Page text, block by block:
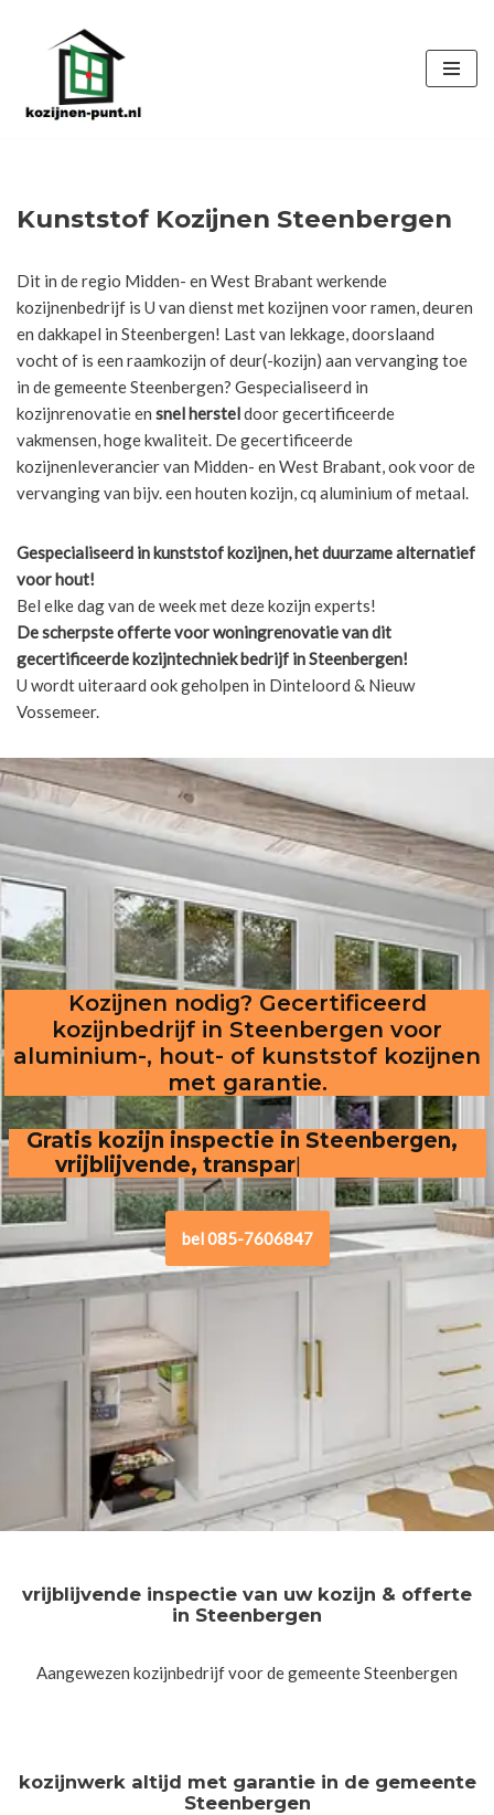
de
Kunststof Kozijnen Steenbergen
Dit in de regio Midden- en West Brabant werkende
kozijnenbedrijf is U van dienst met kozijnen voor ramen, deuren
en dakkapel in Steenbergen! Last van lekkage, doorslaand
vocht of is een raamkozijn of deur(-kozijn) aan vervanging toe
in de gemeente Steenbergen? Gespecialiseerd in
kozijnrenovatie en snel hersteldoor gecertificeerde
vakmensen, hoge kwaliteit. De gecertificeerde
kozijnenleverancier van Midden- en West Brabant, ook voor de
vervanging van bijv. een houten kozijn, cq aluminium of metaal.
Gespecialiseerd in kunststof kozijnen, het duurzame alternatief
voor hout!
Bel elke dag van de week met deze kozijn experts!
De scherpsteofferte voor woningrenovatie van dit
gecertificeerde kozijntechniek bedrijf in Steenbergen!
U wordt uiteraard ook geholpen in Dinteloord & Nieuw
Vossemeer.
Kozijnen nodig? Gecertificeerd
kozijnbedrijf in Steenbergen voor
aluminium-, hout- of kunststof kozijnen
met garantie.
Gratis kozijn inspectie in Steenbergen,
vrijblijvende, transparante offerte
bel 085-7606847
vrijblijvende inspectie van uw kozijn & offerte
in Steenbergen
Aangewezen kozijnbedrijf voor de gemeente Steenbergen
kozijnwerk altijd met garantie in de gemeente
Steenbergen